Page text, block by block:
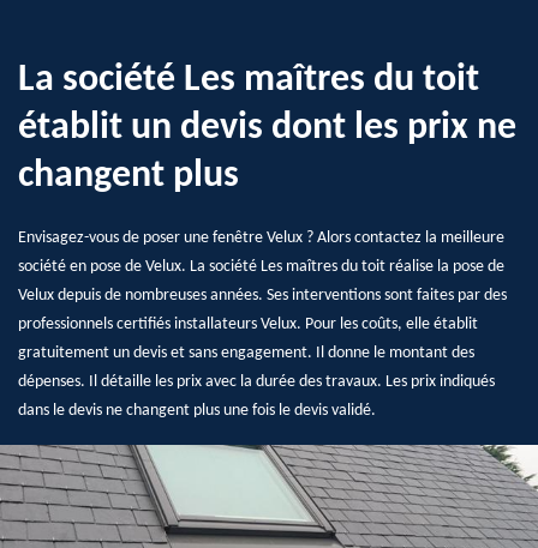
La société Les maîtres du toit
établit un devis dont les prix ne
changent plus
Envisagez-vous de poser une fenêtre Velux ? Alors contactez la meilleure
société en pose de Velux. La société Les maîtres du toit réalise la pose de
Velux depuis de nombreuses années. Ses interventions sont faites par des
professionnels certifiés installateurs Velux. Pour les coûts, elle établit
gratuitement un devis et sans engagement. Il donne le montant des
dépenses. Il détaille les prix avec la durée des travaux. Les prix indiqués
dans le devis ne changent plus une fois le devis validé.